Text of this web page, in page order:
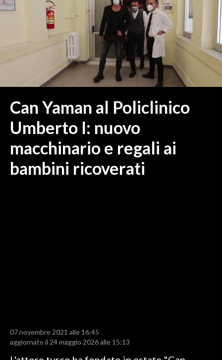
MEDIO CAMPIDANO
ORISTANO E PROVINCIA
SASSARI E PROVINCIA
GALLURA
NUORO E PROVINCIA
ITALIA
MONDO
POLITICA
CALCIO
CALCIO REGIONALE
Can Yaman al Policlinico
Umberto I: nuovo
macchinario e regali ai
bambini ricoverati
07 novembre 2021 alle 16:45
aggiornato il 24 maggio 2026 alle 15:13